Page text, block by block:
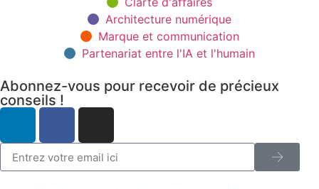
Architecture numérique
Marque et communication
Partenariat entre l'IA et l'humain
Abonnez-vous pour recevoir de précieux
conseils !